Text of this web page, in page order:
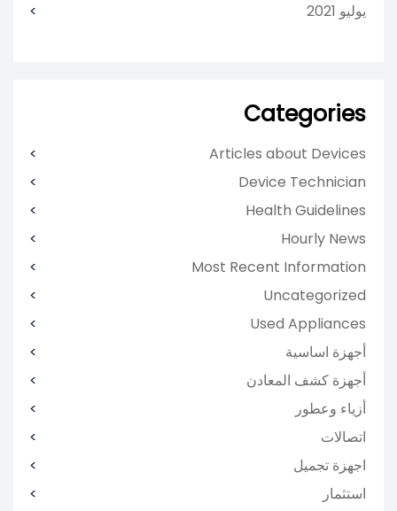
يوليو 2021
Categories
Articles about Devices
Device Technician
Health Guidelines
Hourly News
Most Recent Information
Uncategorized
Used Appliances
أجهزة اساسية
أجهزة كشف المعادن
أزياء وعطور
اتصالات
اجهزة تجميل
استثمار